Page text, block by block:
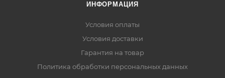
ИНФОРМАЦИЯ
Условия оплаты
Условия доставки
Гарантия на товар
Политика обработки персональных данных